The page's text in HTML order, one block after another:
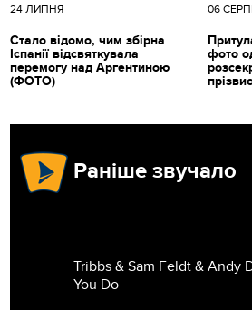
24 ЛИПНЯ
Стало відомо, чим збірна
Іспанії відсвяткувала
перемогу над Аргентиною
(ФОТО)
06
фото
Раніше звучало
Tribbs & Sam Feldt & Andy
You Do